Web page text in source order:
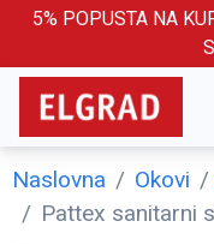
5% POPUSTA NA
Naslovna Okovi
Pattex sanitarni